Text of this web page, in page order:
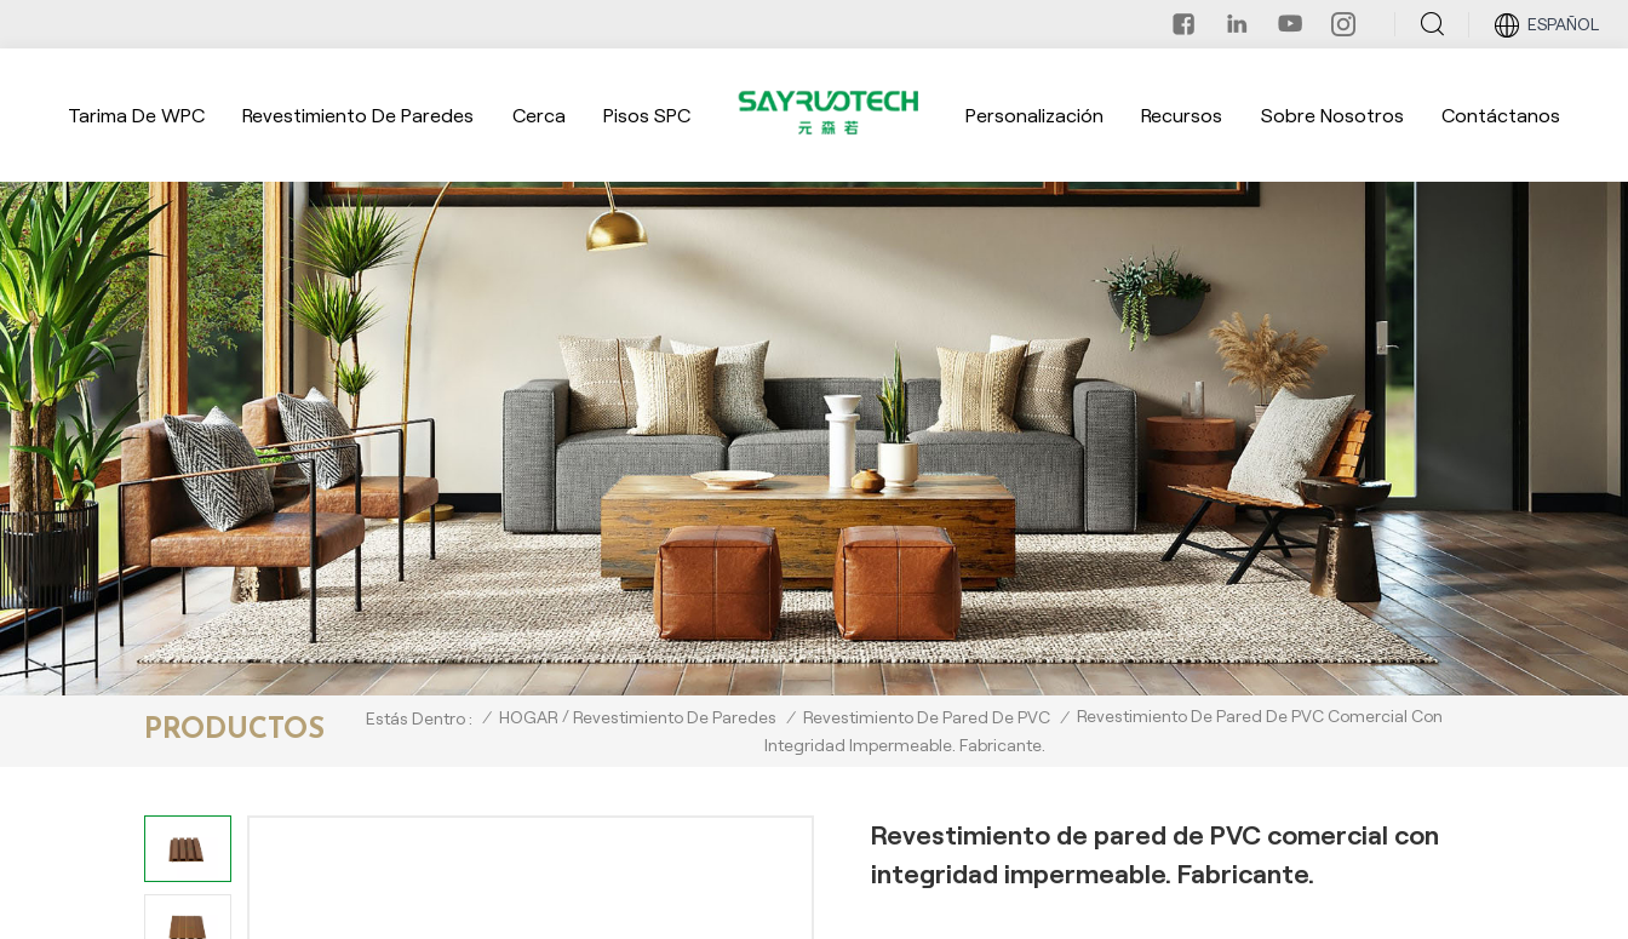
ESPAÑOL
Tarima De WPC Revestimiento De Paredes Cerca Pisos SPC Personalización Recursos Sobre Nosotros Contáctanos
PRODUCTOS Estás Dentro : / HOGAR / Revestimiento De Paredes / Revestimiento De Pared De PVC / Revestimiento De Pared De PVC Comercial Con
Integridad Impermeable. Fabricante.
Revestimiento de pared de PVC comercial con
integridad impermeable. Fabricante.